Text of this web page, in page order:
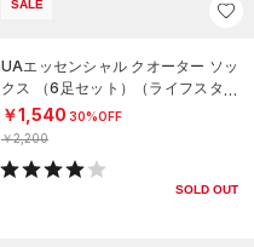
SALE
UAエッセンシャル クオーター ソッ
クス （6足セット）（ライフスタイ
ル/KIDS）
￥1,540 30%OFF
￥2,200
SOLD OUT